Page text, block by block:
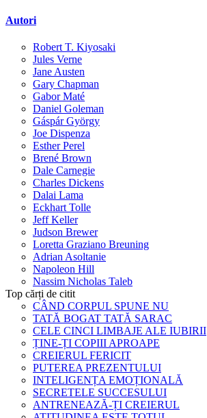
Autori
Robert T. Kiyosaki
Jules Verne
Jane Austen
Gary Chapman
Gabor Maté
Daniel Goleman
Gáspár György
Joe Dispenza
Esther Perel
Brené Brown
Dale Carnegie
Charles Dickens
Dalai Lama
Eckhart Tolle
Jeff Keller
Judson Brewer
Loretta Graziano Breuning
Adrian Asoltanie
Napoleon Hill
Nassim Nicholas Taleb
Top cărți de citit
CÂND CORPUL SPUNE NU
TATĂ BOGAT TATĂ SARAC
CELE CINCI LIMBAJE ALE IUBIRII
ȚINE-ȚI COPIII APROAPE
CREIERUL FERICIT
PUTEREA PREZENTULUI
INTELIGENȚA EMOȚIONALĂ
SECRETELE SUCCESULUI
ANTRENEAZĂ-ȚI CREIERUL